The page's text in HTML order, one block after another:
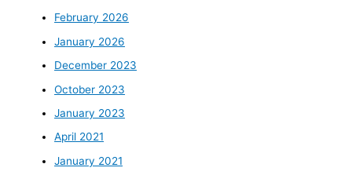
February 2026
January 2026
December 2023
October 2023
January 2023
April 2021
January 2021